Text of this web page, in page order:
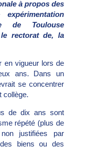
à propos des
de Toulouse
rectorat de, la
en vigueur lors de
ans. Dans un
se concentrer
collège.
de dix ans sont
répété (plus de
justifiées par
biens ou des